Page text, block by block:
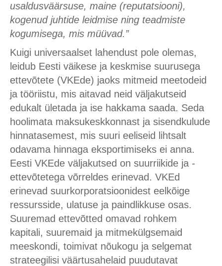
usaldusväärsuse, maine (reputatsiooni),
kogenud juhtide leidmise ning teadmiste
kogumisega, mis müüvad.”
Kuigi universaalset lahendust pole olemas,
leidub Eesti väikese ja keskmise suurusega
ettevõtete (VKEde) jaoks mitmeid meetodeid
ja tööriistu, mis aitavad neid väljakutseid
edukalt ületada ja ise hakkama saada. Seda
hoolimata maksukeskkonnast ja sisendkulude
hinnatasemest, mis suuri eeliseid lihtsalt
odavama hinnaga eksportimiseks ei anna.
Eesti VKEde väljakutsed on suurriikide ja -
ettevõtetega võrreldes erinevad. VKEd
erinevad suurkorporatsioonidest eelkõige
ressursside, ulatuse ja paindlikkuse osas.
Suuremad ettevõtted omavad rohkem
kapitali, suuremaid ja mitmekülgsemaid
meeskondi, toimivat nõukogu ja selgemat
strateegilisi väärtusahelaid puudutavat